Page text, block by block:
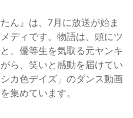
ん』は、7月に放送が始ま
ディです。物語は、頭にツ
、優等生を気取る元ヤンキ
ら、笑いと感動を届けてい
カ色デイズ」のダンス動画
集めています。